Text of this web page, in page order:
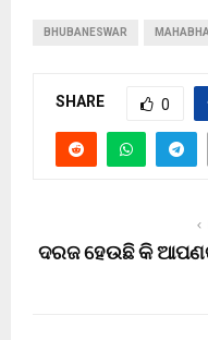
BHUBANESWAR
SHARE 0
ଦରଜ ହେଉଛି କି